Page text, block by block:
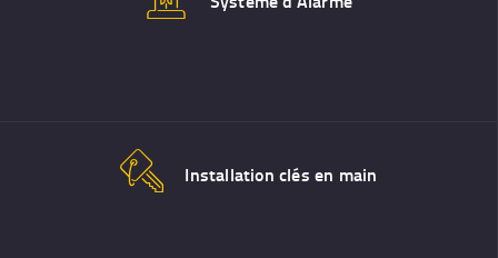
BORNE VÉHICULE
Installation clés en main